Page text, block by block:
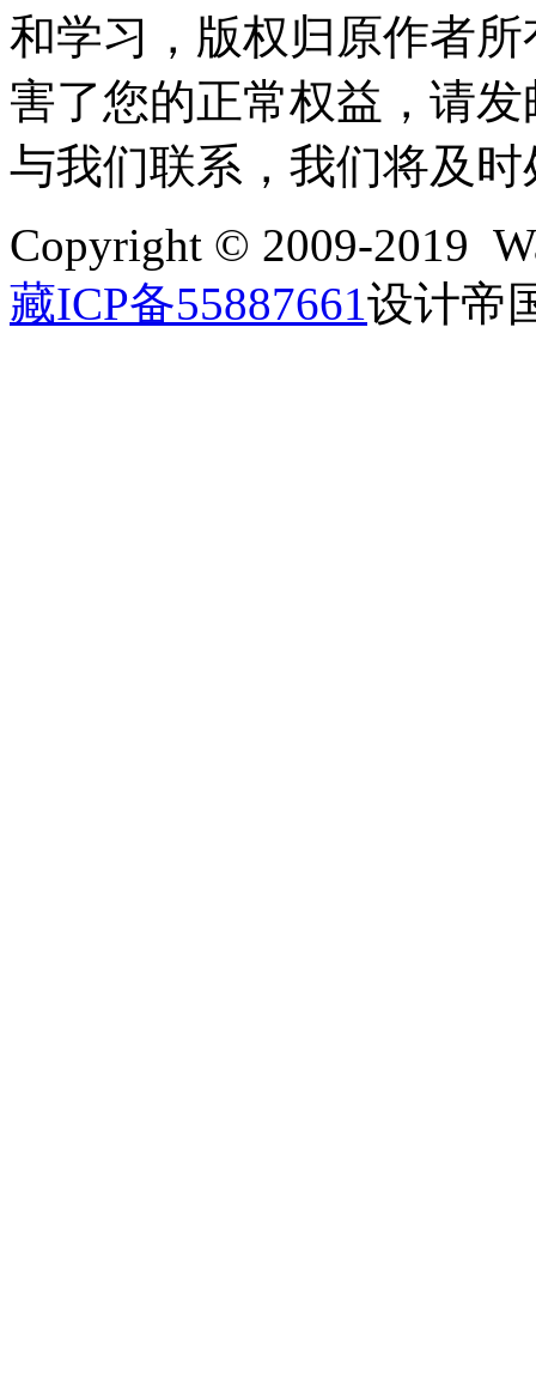
和学习，版权归原作者
害了您的正常权益，请发
与我们联系，我们将及时
Copyright © 2009-2019
藏ICP备55887661设计帝